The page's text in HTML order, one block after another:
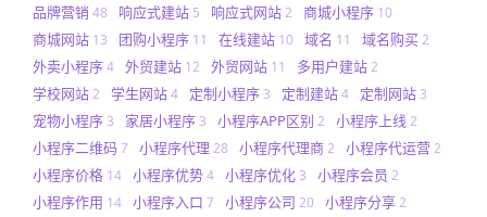
品牌营销 48 响应式建站 5 响应式网站2 商城小程序 10
商城网站 13 团购小程序 11 在线建站 10 域名 11 域名购买2
外卖小程序4 外贸建站 12 外贸网站 11 多用户建站2
学校网站2 学生网站4 定制小程序 3 定制建站4 定制网站 3
宠物小程序 3 家居小程序 3 小程序APP区别 2 小程序上线 2
小程序二维码7 小程序代理 28 小程序代理商2 小程序代运营2
小程序价格 14 小程序优势4 小程序优化 3 小程序会员 2
小程序作用 14 小程序入口 7 小程序公司 20 小程序分享2